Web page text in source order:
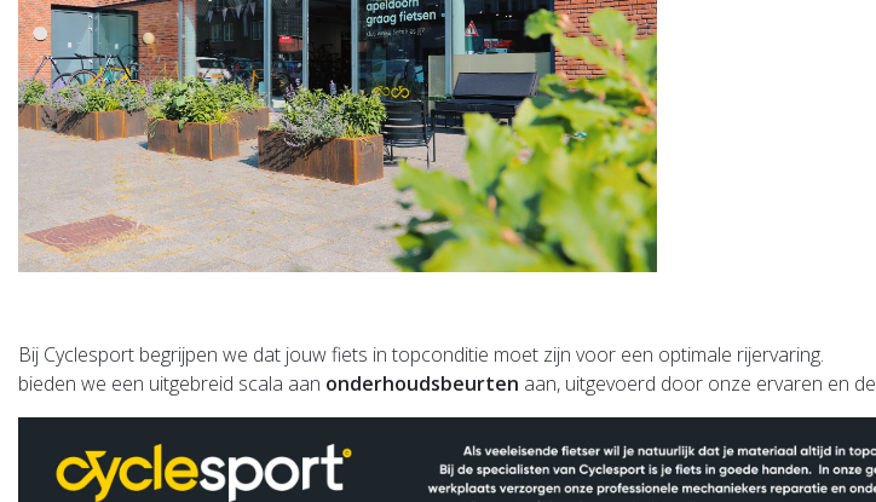
Bij Cyclesport begrijpen we dat jouw fiets in topconditie
bieden we een uitgebreid scala aan onderhoudsbeurten aan, uitgevoerd door onze ervaren en